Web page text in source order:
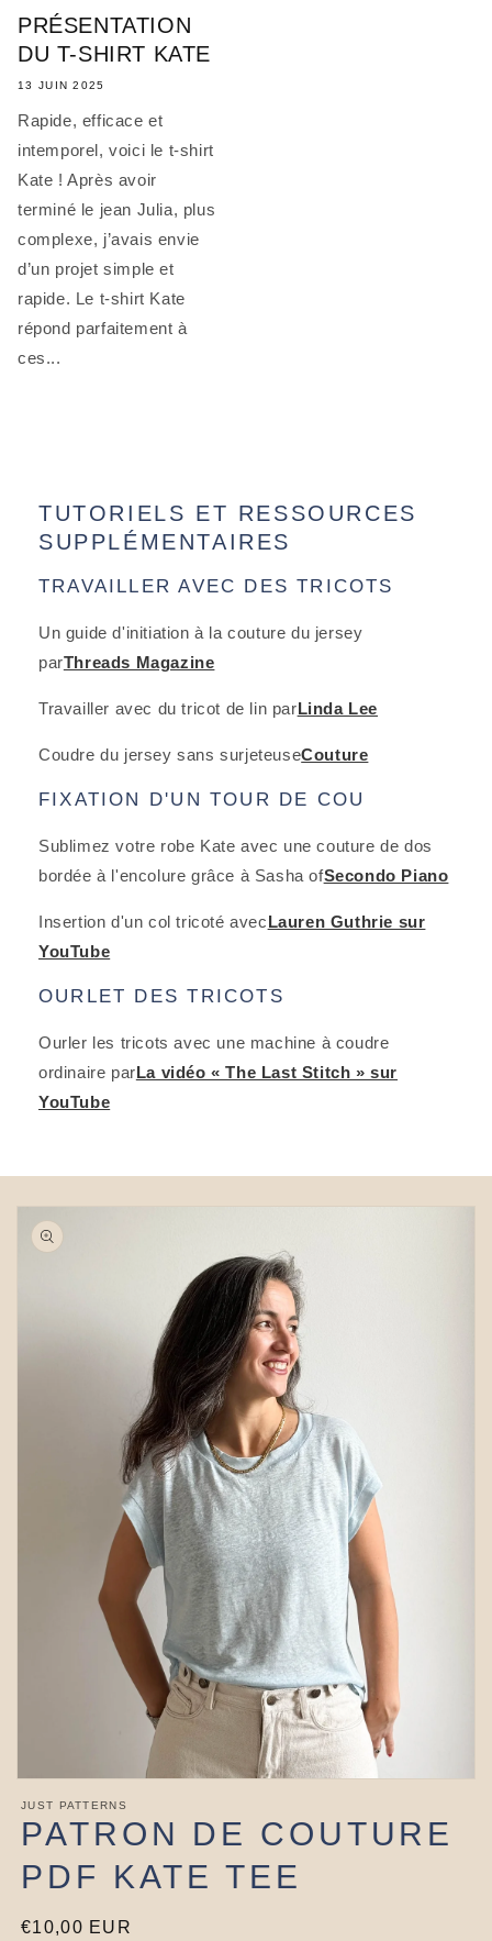
PRÉSENTATION
DU T-SHIRT KATE
13 JUIN 2025
Rapide, efficace et
intemporel, voici le t-shirt
Kate ! Après avoir
terminé le jean Julia, plus
complexe, j’avais envie
d’un projet simple et
rapide. Le t-shirt Kate
répond parfaitement à
ces...
TUTORIELS ET RESSOURCES
SUPPLÉMENTAIRES
TRAVAILLER AVEC DES TRICOTS
Un guide d'initiation à la couture du jersey
parThreads Magazine
Travailler avec du tricot de lin parLinda Lee
Coudre du jersey sans surjeteuseCouture
FIXATION D'UN TOUR DE COU
Sublimez votre robe Kate avec une couture de dos
bordée à l'encolure grâce à Sasha ofSecondo Piano
Insertion d'un col tricoté avecLauren Guthrie sur
YouTube
OURLET DES TRICOTS
Ourler les tricots avec une machine à coudre
ordinaire parLa vidéo « The Last Stitch » sur
YouTube
le
média
une
fenêtre
JUST PATTERNS
PATRON DE COUTURE
PDF KATE TEE
Prix
€10,00 EUR